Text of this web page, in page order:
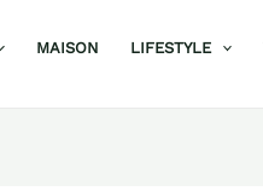
MAISON LIFESTYLE